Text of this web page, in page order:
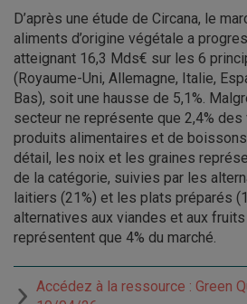
D’après une étude de Circana, le
aliments d’origine végétale a
atteignant 16,3 Mds€ sur les 6
(Royaume-Uni, Allemagne, Italie,
Bas), soit une hausse de 5,1%.
secteur ne représente que 2,4%
produits alimentaires et de boissons
détail, les noix et les graines
de la catégorie, suivies par les
laitiers (21%) et les plats préparés
alternatives aux viandes et aux
représentent que 4% du marché.
Accédez à la ressource : Green